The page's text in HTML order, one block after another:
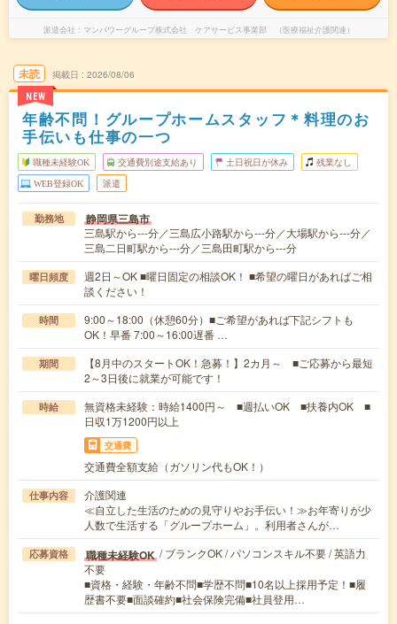
派遣会社 マンパワーグループ株式会社 ケアサービス事業部 （医療福祉介護関連）
未読
NEW
掲載日 2026/08/06
年齢不問！グループホームスタッフ＊料理のお
手伝いも仕事の一つ
職種未経験OK 交通費別途支給あり 土日祝日が休み 残業なし
WEB登録OK 派遣
勤務地 静岡県三島市
三島駅から---分／三島広小路駅から---分／大場駅から---分／
三島二日町駅から---分／三島田町駅から---分
曜日頻度
週2日～OK ■曜日固定の相談OK！ ■希望の曜日があればご相
談ください！
時間
9:00～18:00（休憩60分）■ご希望があれば下記シフトも
OK！早番 7:00～16:00遅番 …
期間
【8月中のスタートOK！急募！】2カ月～ ■ご応募から最短
2～3日後に就業が可能です！
時給
無資格未経験：時給1400円～ ■週払いOK ■扶養内OK ■
日収1万1200円以上
交通費
交通費全額支給（ガソリン代もOK！）
仕事内容
介護関連
≪自立した生活のための見守りやお手伝い！≫お年寄りが少
人数で生活する「グループホーム」。利用者さんが…
応募資格 職種未経験OK / ブランクOK / パソコンスキル不要 / 英語力
不要
■資格・経験・年齢不問■学歴不問■10名以上採用予定！■履
歴書不要■面談確約■社会保険完備■社員登用…